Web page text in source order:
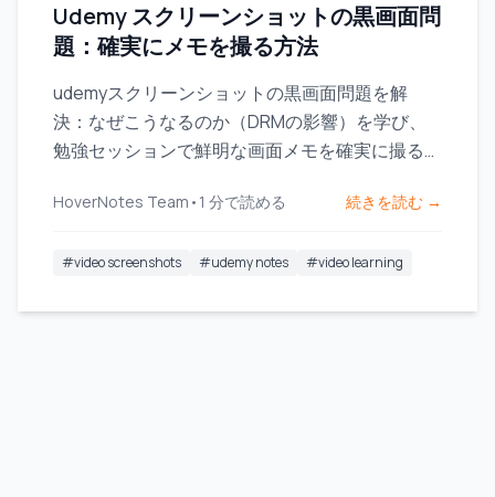
Udemy スクリーンショットの黒画面問
題：確実にメモを撮る方法
udemyスクリーンショットの黒画面問題を解
決：なぜこうなるのか（DRMの影響）を学び、
勉強セッションで鮮明な画面メモを確実に撮る方
HoverNotes Team • 1 分で読める 続きを読む →
#video screenshots #udemy notes #video learning